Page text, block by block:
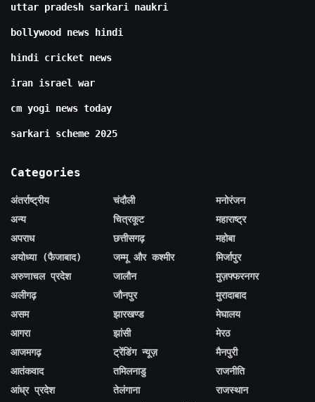
uttar pradesh sarkari naukri
bollywood news hindi
hindi cricket news
iran israel war
cm yogi news today
sarkari scheme 2025
Categories
अंतर्राष्ट्रीय
अन्य
अपराध
अयोध्या (फैजाबाद)
अरुणाचल प्रदेश
अलीगढ़
असम
आगरा
आजमगढ़
आतंकवाद
आंध्र प्रदेश
चंदौली
चित्रकूट
छत्तीसगढ़
जम्मू और कश्मीर
जालौन
जौनपुर
झारखण्ड
झांसी
ट्रेंडिंग न्यूज़
तमिलनाडु
तेलंगाना
मनोरंजन
महाराष्ट्र
महोबा
मिर्जापुर
मुज़फ्फरनगर
मुरादाबाद
मेघालय
मेरठ
मैनपुरी
राजनीति
राजस्थान